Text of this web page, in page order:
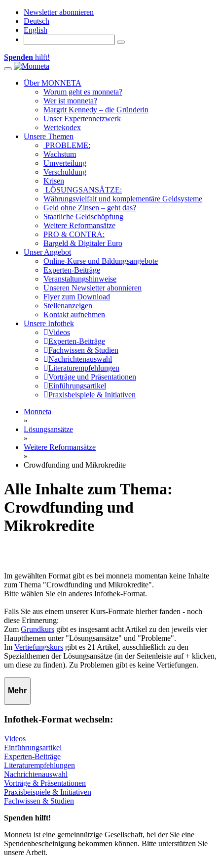
Newsletter abonnieren
Deutsch
English
Spenden hilft!
Toggle navigation
Über MONNETA
Worum geht es monneta?
Wer ist monneta?
Margrit Kennedy – die Gründerin
Unser Expertennetzwerk
Wertekodex
Unsere Themen
PROBLEME:
Wachstum
Umverteilung
Verschuldung
Krisen
LÖSUNGSANSÄTZE:
Währungsvielfalt und komplementäre Geldsysteme
Geld ohne Zinsen – geht das?
Staatliche Geldschöpfung
Weitere Reformansätze
PRO & CONTRA:
Bargeld & Digitaler Euro
Unser Angebot
Online-Kurse und Bildungsangebote
Experten-Beiträge
Veranstaltungshinweise
Unseren Newsletter abonnieren
Flyer zum Download
Stellenanzeigen
Kontakt aufnehmen
Unsere Infothek
Videos
Experten-Beiträge
Fachwissen & Studien
Nachrichtenauswahl
Literaturempfehlungen
Vorträge und Präsentationen
Einführungsartikel
Praxisbeispiele & Initiativen
Monneta
»
Lösungsansätze
»
Weitere Reformansätze
»
Crowdfunding und Mikrokredite
Alle Inhalte zum Thema:
Crowdfunding und
Mikrokredite
Im gewählten Format gibt es bei monneta momentan keine Inhalte
zum Thema "Crowdfunding und Mikrokredite".
Bitte wählen Sie ein anderes Infothek-Format.
Falls Sie aus einem unserer Kurs-Formate hierher fanden - noch
diese Erinnerung:
Zum Grundkurs gibt es insgesamt acht Artikel zu den jeweils vier
Hauptthemen unter "Lösungsansätze" und "Probleme".
Im Vertiefungskurs gibt es 21 Artikel, ausschließlich zu den
Spezialthemen der Lösungsansätze (in der Seitenleiste auf + klicken,
um diese zu finden). Zu Problemen gibt es keine Vertiefungen.
Mehr
Infothek-Format wechseln:
Videos
Einführungsartikel
Experten-Beiträge
Literaturempfehlungen
Nachrichtenauswahl
Vorträge & Präsentationen
Praxisbeispiele & Initiativen
Fachwissen & Studien
Spenden hilft!
Monneta ist eine gemeinnützige Gesellschaft, bei der Sie eine
Spendenbescheinigung bekommen können. Bitte unterstützen Sie
unsere Arbeit.